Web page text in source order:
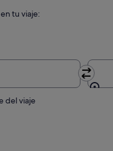
tu viaje:
del viaje